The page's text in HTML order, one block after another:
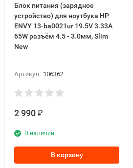
Блок питaния (зарядное
устройство) для ноутбука НР
ЕNVY 13-bа0021ur 19.5V 3.33А
65W разъём 4.5 - 3.0мм, Ѕlіm
New
Артикул: 106362
2 990 ₽
В наличии
В корзину